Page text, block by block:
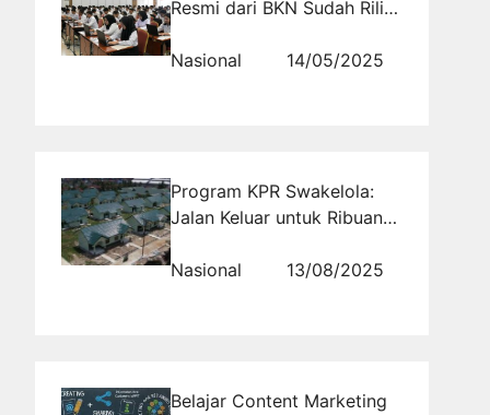
Resmi dari BKN Sudah Rilis,
Harus Kamu Catat!
Nasional 14/05/2025
Program KPR Swakelola:
Jalan Keluar untuk Ribuan
Nasional
13/08/2025
Belajar Content Marketing